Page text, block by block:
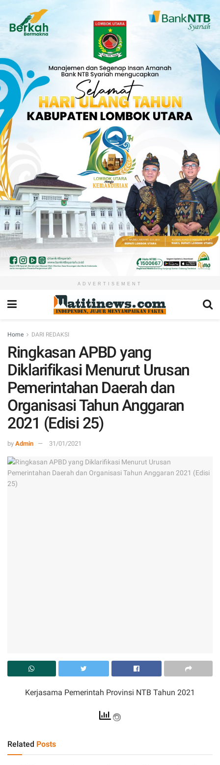
ADVERTISEMENT
Home DARI REDAKSI
Ringkasan APBD yang
Diklarifikasi Menurut Urusan
Pemerintahan Daerah dan
Organisasi Tahun Anggaran
2021 (Edisi 25)
by Admin 31/01/2021
Kerjasama Pemerintah Provinsi NTB Tahun 2021
Related Posts